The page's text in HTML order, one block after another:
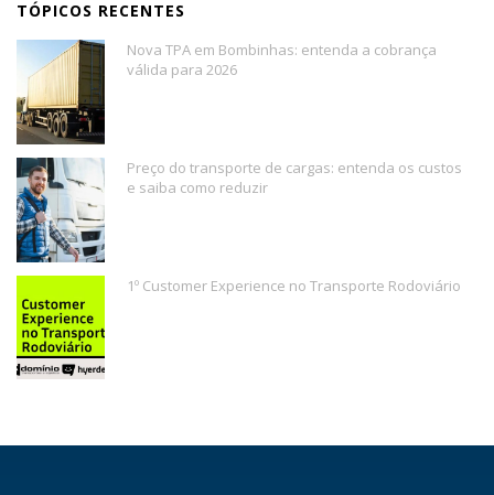
TÓPICOS RECENTES
Nova TPA em Bombinhas: entenda a cobrança
válida para 2026
Preço do transporte de cargas: entenda os custos
e saiba como reduzir
1º Customer Experience no Transporte Rodoviário